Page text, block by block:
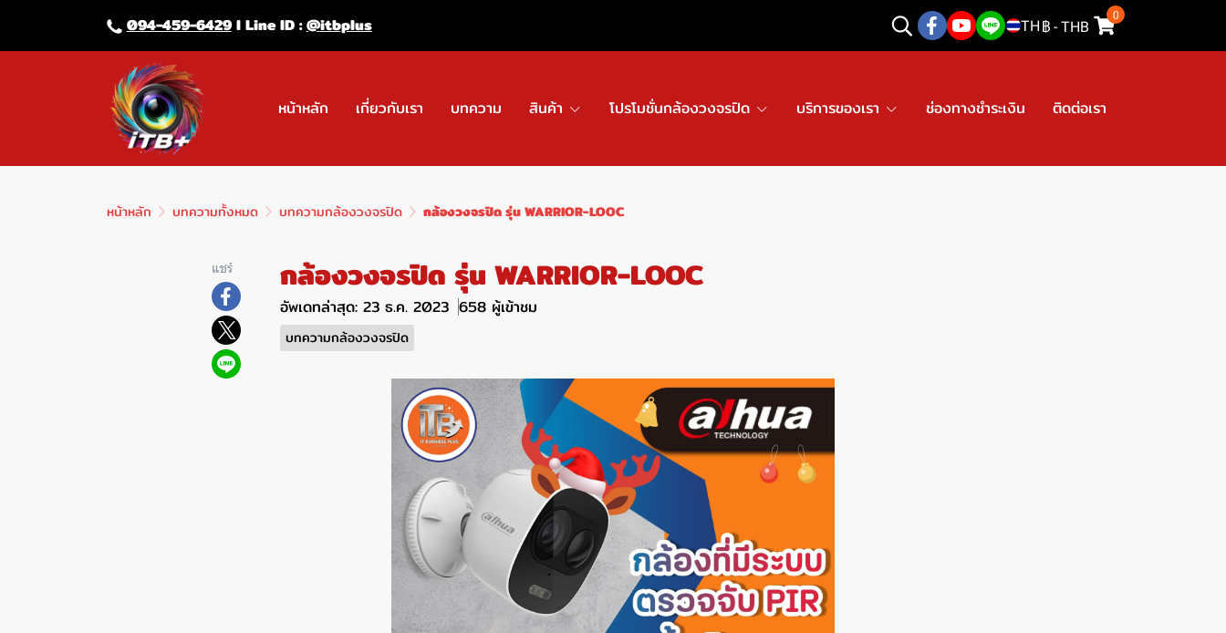
094-459-6429l Line lD :@itbplus TH ฿ - THB
0
หน้าหลัก เกี่ยวกับเรา บทความ สินค้า โปรโมชั่นกล้องวงจรปิด บริการของเรา ช่องทางชำระเงิน ติดต่อเรา
หน้าหลัก บทความทั้งหมด บทความกล้องวงจรปิด กล้องวงจรปิด รุ่น WARRIOR-LOOC
แชร์ กล้องวงจรปิด รุ่น WARRIOR-LOOC
อัพเดทล่าสุด: 23 ธ.ค. 2023 658 ผู้เข้าชม
บทความกล้องวงจรปิด